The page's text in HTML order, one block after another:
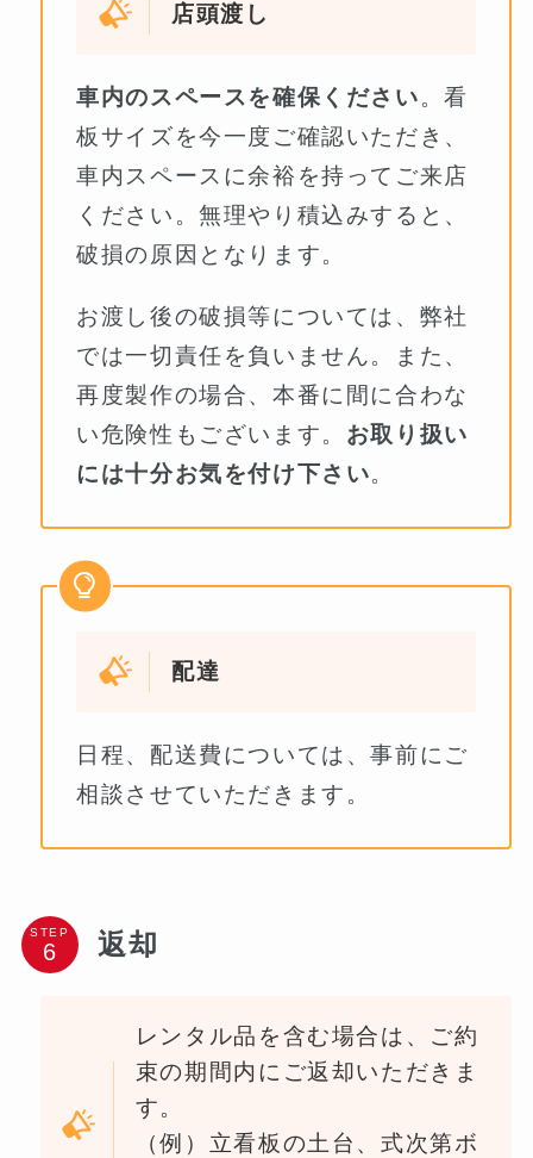
店頭渡し
車内のスペースを確保ください。看
板サイズを今一度ご確認いただき、
車内スペースに余裕を持ってご来店
ください。無理やり積込みすると、
破損の原因となります。
お渡し後の破損等については、弊社
では一切責任を負いません。また、
再度製作の場合、本番に間に合わな
い危険性もございます。 お取り扱い
には十分お気を付け下さい。
配達
日程、配送費については、事前にご
相談させていただきます。
STEP 返却
レンタル品を含む場合は、ご約
束の期間内にご返却いただきま
す。
（例）立看板の土台、式次第ボ